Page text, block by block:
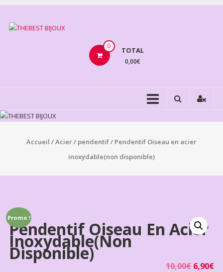
Aller
contenu
BIJOUX
0 TOTAL
0,00€
Accueil /Acier/ pendentif/ Pendentif Oiseau en acier
inoxydable(non disponible)
Promo !
Pendentif Oiseau En Acier
Inoxydable(non
Disponible)
10,00€ 6,90€